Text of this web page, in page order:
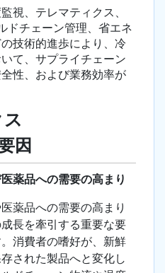
視、テレマティクス、
ドチェーン管理、省エネ
技術的進歩により、冷
て、サプライチェーン
性、および業務効率が
因
薬品への需要の高まり
薬品への需要の高まり
長を牽引する重要な要
消費者の嗜好が、新鮮
された製品へと変化し